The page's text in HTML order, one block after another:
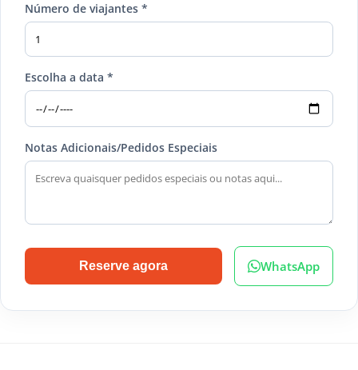
Número de viajantes *
Escolha a data *
Notas Adicionais/Pedidos Especiais
Reserve agora WhatsApp